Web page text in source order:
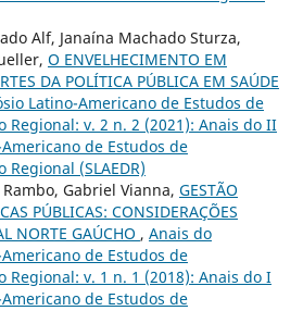
Alf, Janaína Machado Sturza,
O ENVELHECIMENTO EM
DA POLÍTICA PÚBLICA EM SAÚDE
Latino-Americano de Estudos de
Regional: v. 2 n. 2 (2021): Anais do II
de Estudos de
Regional (SLAEDR)
Gabriel Vianna, GESTÃO
PÚBLICAS: CONSIDERAÇÕES
NORTE GAÚCHO , Anais do
de Estudos de
Regional: v. 1 n. 1 (2018): Anais do I
de Estudos de